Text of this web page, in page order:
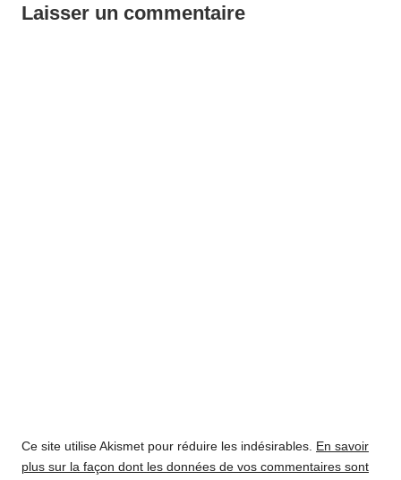
Laisser un commentaire
Ce site utilise Akismet pour réduire les indésirables. En savoir
plus sur la façon dont les données de vos commentaires sont